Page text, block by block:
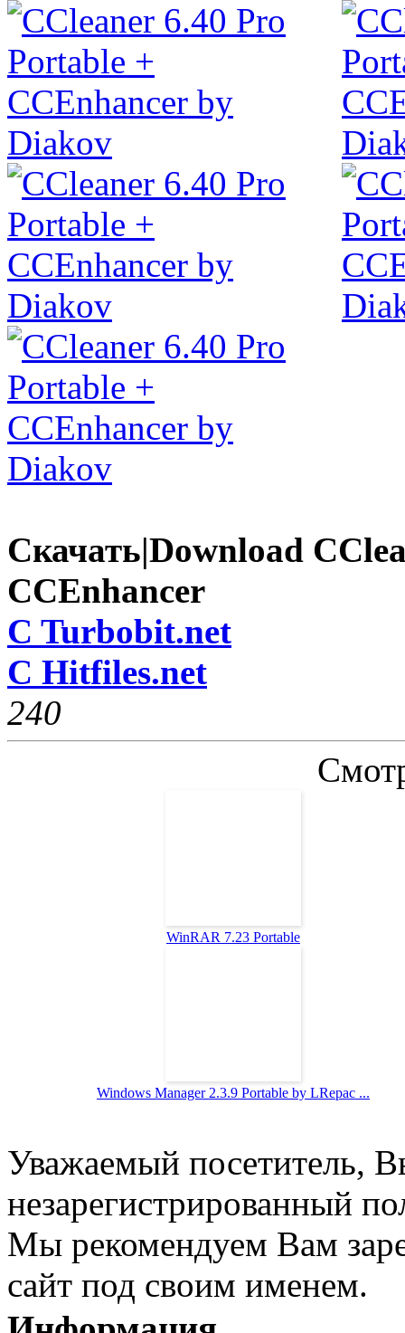
Скачать|Download
CCEnhancer
C Turbobit.net
C Hitfiles.net
240
WinRAR 7.23 Portable
Windows Manager 2.3.9 Portable by LRepac ...
Уважаемый посетитель,
незарегистрированный
Мы рекомендуем Вам
сайт под своим именем.